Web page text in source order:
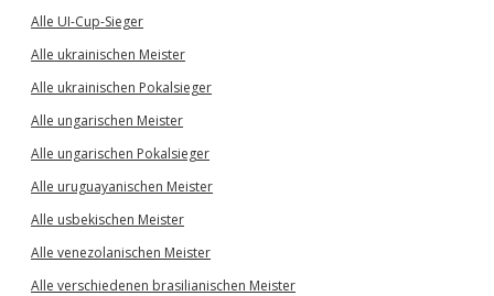
Alle UI-Cup-Sieger
Alle ukrainischen Meister
Alle ukrainischen Pokalsieger
Alle ungarischen Meister
Alle ungarischen Pokalsieger
Alle uruguayanischen Meister
Alle usbekischen Meister
Alle venezolanischen Meister
Alle verschiedenen brasilianischen Meister